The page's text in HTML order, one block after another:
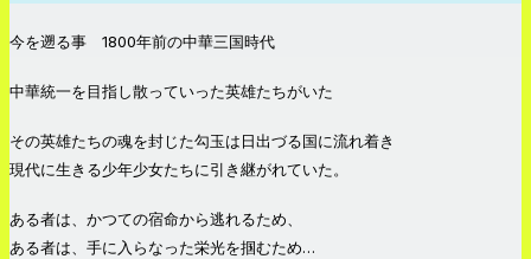
今を遡る事 1800年前の中華三国時代
中華統一を目指し散っていった英雄たちがいた
その英雄たちの魂を封じた勾玉は日出づる国に流れ着き
現代に生きる少年少女たちに引き継がれていた。
ある者は、かつての宿命から逃れるため、
ある者は、手に入らなった栄光を掴むため…